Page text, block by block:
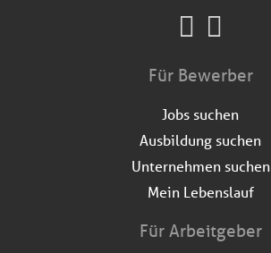
Für Bewerber
Jobs suchen
Ausbildung suchen
Unternehmen suchen
Mein Lebenslauf
Für Arbeitgeber